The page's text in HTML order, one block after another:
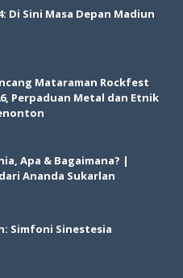
Di Sini Masa Depan Madiun
Mataraman Rockfest
Perpaduan Metal dan Etnik
Apa & Bagaimana? |
Ananda Sukarlan
Simfoni Sinestesia